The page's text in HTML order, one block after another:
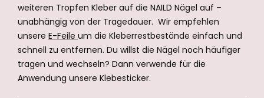
weiteren Tropfen Kleber auf die NAILD Nägel auf –
unabhängig von der Tragedauer. Wir empfehlen
unsere E-Feile um die Kleberrestbestände einfach und
schnell zu entfernen. Du willst die Nägel noch häufiger
tragen und wechseln? Dann verwende für die
Anwendung unsere Klebesticker.